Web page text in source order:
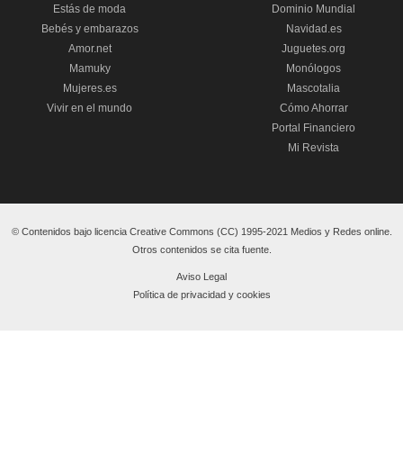
Estás de moda
Bebés y embarazos
Amor.net
Mamuky
Mujeres.es
Vivir en el mundo
Dominio Mundial
Navidad.es
Juguetes.org
Monólogos
Mascotalia
Cómo Ahorrar
Portal Financiero
Mi Revista
© Contenidos bajo licencia Creative Commons (CC) 1995-2021 Medios y Redes online.
Otros contenidos se cita fuente.
Aviso Legal
Política de privacidad y cookies